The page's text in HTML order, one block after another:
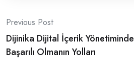
Post
navigation
Previous Post
Dijinika Dijital İçerik Yönetiminde
Başarılı Olmanın Yolları